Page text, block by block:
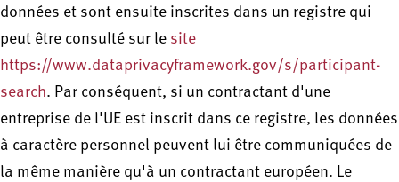
données et sont ensuite inscrites dans un registre qui
peut être consulté sur le site
https://www.dataprivacyframework.gov/s/participant-
search. Par conséquent, si un contractant d'une
entreprise de l'UE est inscrit dans ce registre, les données
à caractère personnel peuvent lui être communiquées de
la même manière qu'à un contractant européen. Le